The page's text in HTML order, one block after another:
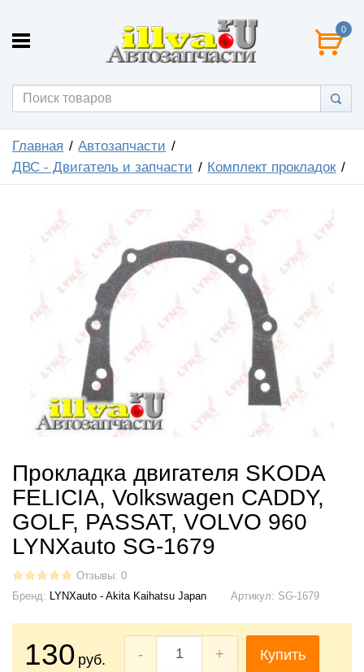
0
Главная
Автозапчасти
ДВС - Двигатель и запчасти
Комплект прокладок
Прокладка двигателя SKODA
FELICIA, Volkswagen CADDY,
GOLF, PASSAT, VOLVO 960
LYNXauto SG-1679
Отзывы: 0
Бренд: LYNXauto - Akita Kaihatsu Japan Артикул: SG-1679
130 руб. - + Купить